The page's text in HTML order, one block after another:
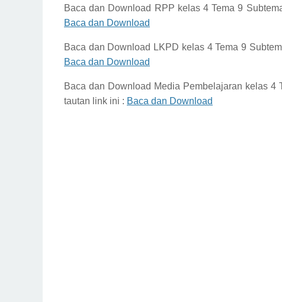
Baca dan Download RPP kelas 4 Tema 9
Baca dan Download
Baca dan Download LKPD kelas 4 Tema 9
Baca dan Download
Baca dan Download Media Pembelajaran kelas 4
tautan link ini : Baca dan Download